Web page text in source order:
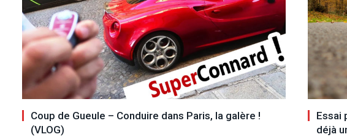
Coup de Gueule – Conduire dans Paris, la galère !
(VLOG)
Essai
déjà